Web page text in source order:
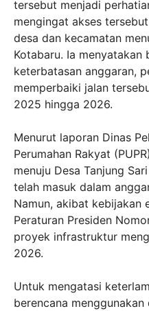
tersebut menjadi
mengingat akses
desa dan kecamatan
Kotabaru. Ia
keterbatasan anggaran,
memperbaiki jalan
2025 hingga 2026.
Menurut laporan Dinas
Perumahan Rakyat
menuju Desa Tanjung
telah masuk dalam
Namun, akibat kebijakan
Peraturan Presiden
proyek infrastruktur
2026.
Untuk mengatasi
berencana